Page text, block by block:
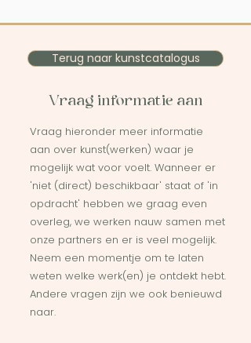
Terug naar kunstcatalogus
Vraag informatie aan
Vraag hieronder meer informatie
aan over kunst(werken) waar je
mogelijk wat voor voelt. Wanneer er
'niet (direct) beschikbaar' staat of 'in
opdracht' hebben we graag even
overleg, we werken nauw samen met
onze partners en er is veel mogelijk.
Neem een momentje om te laten
weten welke werk(en) je ontdekt hebt.
Andere vragen zijn we ook benieuwd
naar.